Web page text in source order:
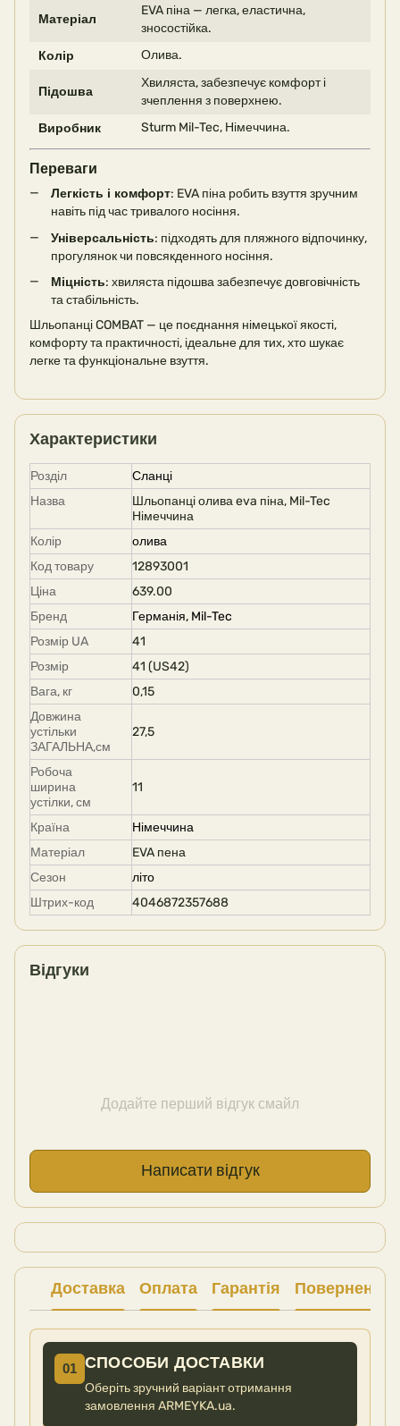
Матеріал
EVA піна — легка, еластична,
зносостійка.
Колір Олива.
Підошва
Хвиляста, забезпечує комфорт і
зчеплення з поверхнею.
Виробник Sturm Mil-Tec, Німеччина.
Переваги
Легкість і комфорт: EVA піна робить взуття зручним
навіть під час тривалого носіння.
Універсальність: підходять для пляжного відпочинку,
прогулянок чи повсякденного носіння.
Міцність: хвиляста підошва забезпечує довговічність
та стабільність.
Шльопанці COMBAT — це поєднання німецької якості,
комфорту та практичності, ідеальне для тих, хто шукає
легке та функціональне взуття.
Характеристики
Розділ
Сланці
Назва
Шльопанці олива eva піна, Mil-Tec
Німеччина
Колір
олива
Код товару
12893001
Ціна
639.00
Бренд
Германія, Mil-Tec
Розмір UA
41
Розмір
41 (US42)
Вага, кг
0,15
Довжина
устільки
ЗАГАЛЬНА,см
27,5
Робоча
ширина
устілки, см
11
Країна
Німеччина
Матеріал
EVA пена
Сезон
літо
Штрих-код
4046872357688
Відгуки
Додайте перший відгук смайл
Написати відгук
Доставка Оплата Гарантія Повернення
01 СПОСОБИ ДОСТАВКИ
Оберіть зручний варіант отримання
замовлення ARMEYKA.ua.